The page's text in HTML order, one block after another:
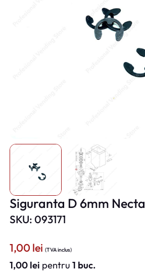
Siguranta D 6mm Necta
SKU: 093171
1,00lei (TVA inclus)
1,00 lei pentru1 buc.